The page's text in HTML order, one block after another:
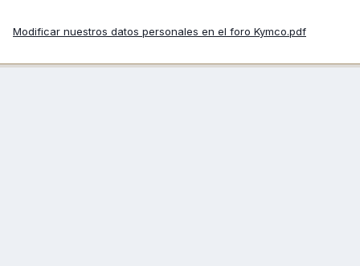
Modificar nuestros datos personales en el foro Kymco.pdf